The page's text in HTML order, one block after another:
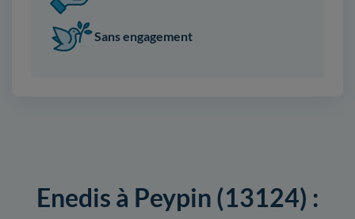
Sans engagement
Enedis à Peypin (13124) :